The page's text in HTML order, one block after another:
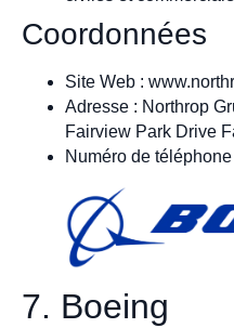
Coordonnées
Site Web :
Adresse : Northrop
Fairview Park Drive
Numéro de
7. Boeing